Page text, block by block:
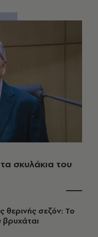
σκυλάκια του
θερινής σεζόν: Το
βρυχάται